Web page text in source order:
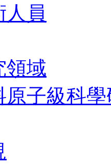
人員
領域
原子級科